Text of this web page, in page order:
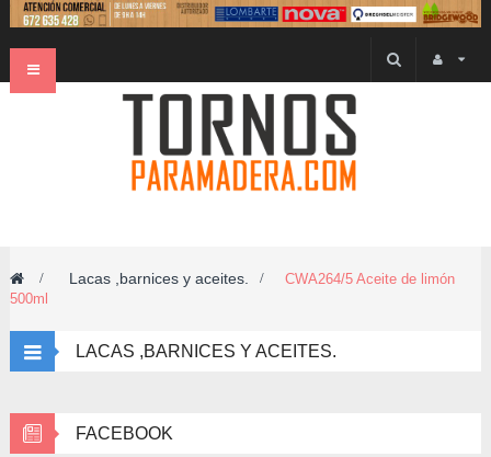
Navegación
> Lacas ,barnices y aceites. >
CWA264/5 Aceite de limón
500ml
LACAS ,BARNICES Y ACEITES.
FACEBOOK